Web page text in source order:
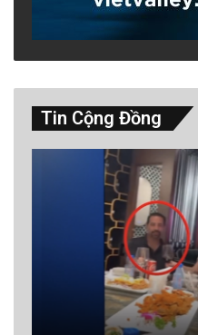
đây có thể nhìn thấy
và cây cối xanh tươi,
cường, lòng tốt và sự
văn hóa.
Tin Cộng Đồng